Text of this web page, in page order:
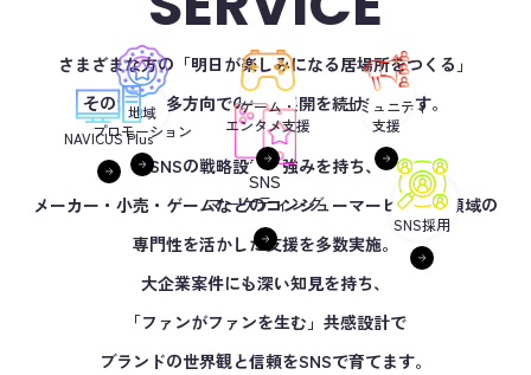
さまざまな方の 「明日が楽しみになる居場所をつくる」
そのために多方向での事業展開を続けています。
SNS
マーケティング
コミュニティ
支援
ゲーム・
エンタメ支援
地域
プロモーション
SNS採用
NAVICUS Plus
SNSの戦略設計に強みを持ち、
メーカー・小売・ゲームなどのコンシューマービジネス領域の
専門性を活かした支援を多数実施。
大企業案件にも深い知見を持ち、
「ファンがファンを生む」共感設計で
ブランドの世界観と信頼をSNSで育てます。